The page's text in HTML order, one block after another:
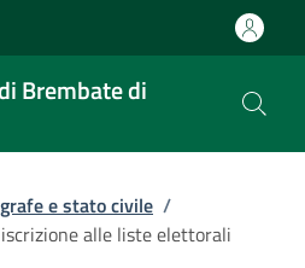
Brembate di
e stato civile /
alle liste elettorali